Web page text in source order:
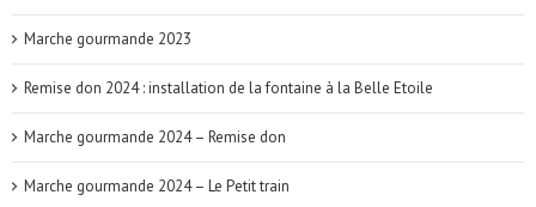
Marche gourmande 2023
Remise don 2024 : installation de la fontaine à la Belle Etoile
Marche gourmande 2024 – Remise don
Marche gourmande 2024 – Le Petit train